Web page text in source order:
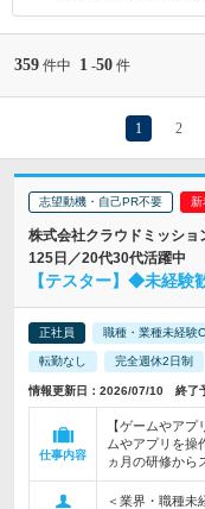
359 件中 1 -50 件
1 2
志望動機・自己PR不要
株式会社クラウドミッシ
125日／20代30代活躍中
【テスター】◆未経験
正社員 職種・業種未経験
転勤なし 完全週休2日制
情報更新日：2026/07/10 終了
仕事内容
【ゲームやア
ムやアプリを操
ヵ月の研修から
＜業界・職種